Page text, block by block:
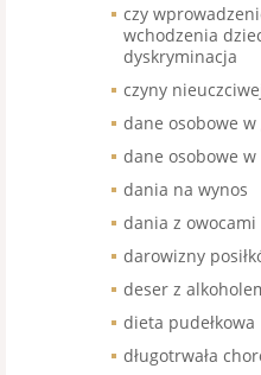
czy
wchodzenia
dyskryminacja
czyny
dane osobowe
dane osobowe
dania na wynos
dania z owocami
darowizny
deser z
dieta pudełkowa
długotrwała